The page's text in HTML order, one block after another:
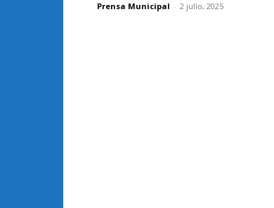
Prensa Municipal - 2 julio, 2025